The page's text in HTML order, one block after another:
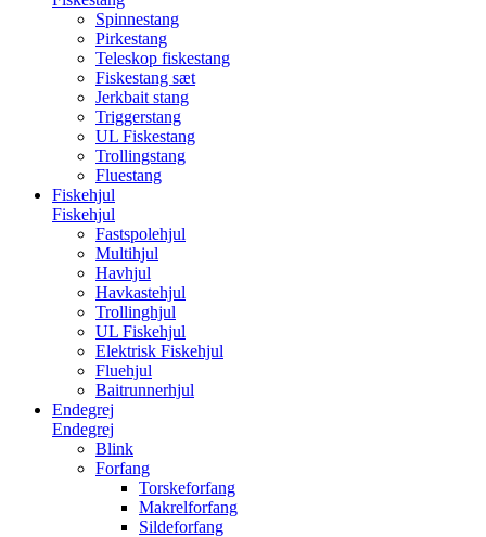
Spinnestang
Pirkestang
Teleskop fiskestang
Fiskestang sæt
Jerkbait stang
Triggerstang
UL Fiskestang
Trollingstang
Fluestang
Fiskehjul
Fiskehjul
Fastspolehjul
Multihjul
Havhjul
Havkastehjul
Trollinghjul
UL Fiskehjul
Elektrisk Fiskehjul
Fluehjul
Baitrunnerhjul
Endegrej
Endegrej
Blink
Forfang
Torskeforfang
Makrelforfang
Sildeforfang